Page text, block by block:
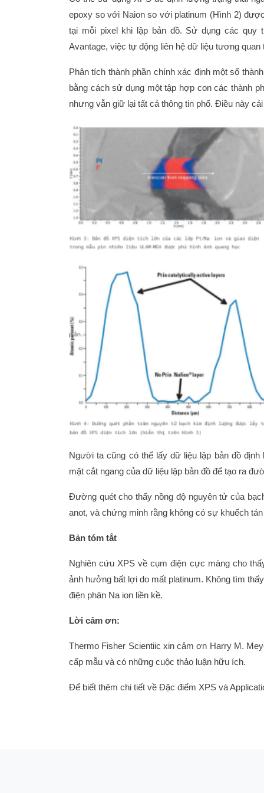
epoxy so với Naion so với platinum (Hình 2)
tại mỗi pixel khi lập bản đồ. Sử dụng các
Avantage, việc tự động liên hệ dữ liệu tương
Phân tích thành phần chính xác định một số
bằng cách sử dụng một tập hợp con các thành
nhưng vẫn giữ lại tất cả thông tin phổ. Điều này
Người ta cũng có thể lấy dữ liệu lập bản đồ
mặt cắt ngang của dữ liệu lập bản đồ để tạo ra
Đường quét cho thấy nồng độ nguyên tử của
anot, và chứng minh rằng không có sự khuếch
Bản tóm tắt
Nghiên cứu XPS về cụm điện cực màng cho
ảnh hưởng bất lợi do mất platinum. Không tìm
điện phân Na ion liền kề.
Lời cảm ơn:
Thermo Fisher Scientiic xin cảm ơn Harry M.
cấp mẫu và có những cuộc thảo luận hữu ích.
Để biết thêm chi tiết về Đặc điểm XPS và